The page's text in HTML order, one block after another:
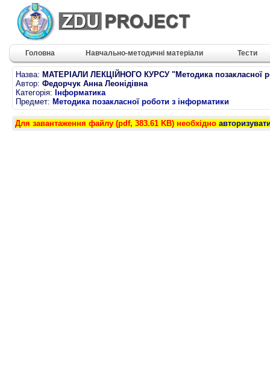
Головна Навчально-методичні матеріали Тести
Назва: МАТЕРІАЛИ ЛЕКЦІЙНОГО КУРСУ "Методика позакласної
Автор: Федорчук Анна Леонідівна
Категорія: Інформатика
Предмет: Методика позакласної роботи з інформатики
Для завантаження файлу (pdf, 383.61 KB) необхідно